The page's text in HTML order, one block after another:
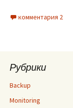
комментария 2
Рубрики
Backup
Monitoring